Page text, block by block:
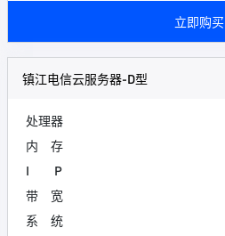
立即购买
镇江电信云服务器-D型
处理器
内 存
I P
带 宽
系 统